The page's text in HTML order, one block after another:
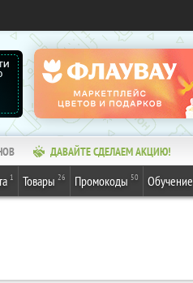
ДАВАЙТЕ СДЕЛАЕМ АКЦИЮ!
1 Товары 26 Промокоды 50 Обучение